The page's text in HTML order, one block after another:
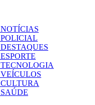
NOTÍCIAS
POLICIAL
DESTAQUES
ESPORTE
TECNOLOGIA
VEÍCULOS
CULTURA
SAÚDE